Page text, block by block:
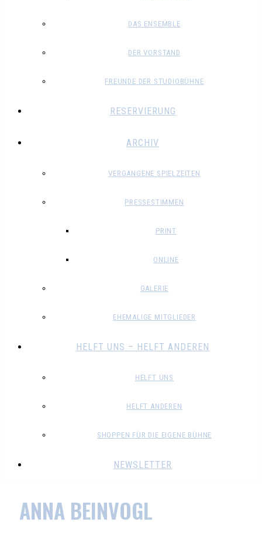
DAS ENSEMBLE
DER VORSTAND
FREUNDE DER STUDIOBÜHNE
RESERVIERUNG
ARCHIV
VERGANGENE SPIELZEITEN
PRESSESTIMMEN
PRINT
ONLINE
GALERIE
EHEMALIGE MITGLIEDER
HELFT UNS – HELFT ANDEREN
HELFT UNS
HELFT ANDEREN
SHOPPEN FÜR DIE EIGENE BÜHNE
NEWSLETTER
ANNA BEINVOGL